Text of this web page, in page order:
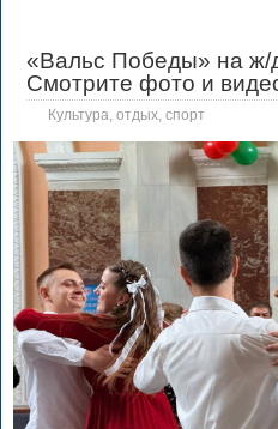
«Вальс Победы» на ж/
Смотрите фото и
Культура, отдых, спорт